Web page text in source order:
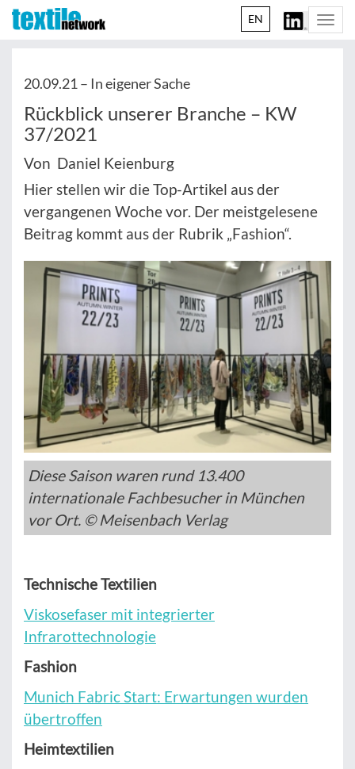
EN
20.09.21 – In eigener Sache
Rückblick unserer Branche – KW
37/2021
Von Daniel Keienburg
Hier stellen wir die Top-Artikel aus der
vergangenen Woche vor. Der meistgelesene
Beitrag kommt aus der Rubrik „Fashion“.
Diese Saison waren rund 13.400
internationale Fachbesucher in München
vor Ort. © Meisenbach Verlag
Technische Textilien
Viskosefaser mit integrierter
Infrarottechnologie
Fashion
Munich Fabric Start: Erwartungen wurden
übertroffen
Heimtextilien